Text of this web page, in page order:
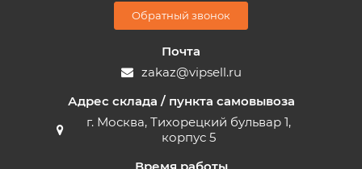
Обратный звонок
Почта
zakaz@vipsell.ru
Адрес склада / пункта самовывоза
г. Москва, Тихорецкий бульвар 1,
корпус 5